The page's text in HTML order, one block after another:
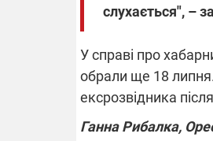
слухається", –
У справі про
обрали ще 18
ексрозвідника
Ганна Рибалка,